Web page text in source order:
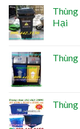
Hại